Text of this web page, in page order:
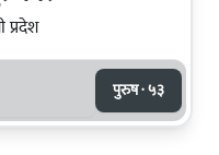
प्रदेश
पुरुष · ५३